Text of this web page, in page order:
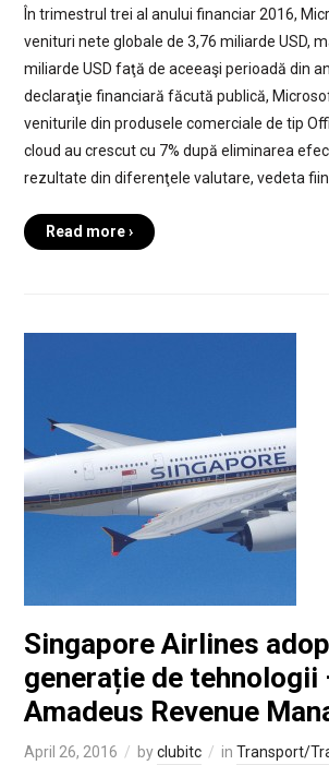
În trimestrul trei al anului financiar 2016,
venituri nete globale de 3,76 miliarde USD,
miliarde USD faţă de aceeaşi perioadă din
declaraţie financiară făcută publică,
veniturile din produsele comerciale de tip
cloud au crescut cu 7% după eliminarea
rezultate din diferenţele valutare, vedeta
Read more ›
Singapore Airlines
generație de tehnologii
Amadeus Revenue
April 26, 2016 byclubitc in Transport/